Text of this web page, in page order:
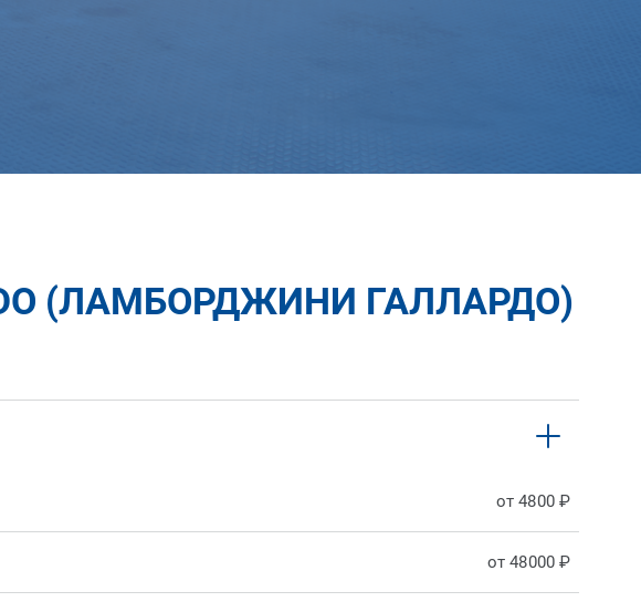
(ЛАМБОРДЖИНИ ГАЛЛАРДО)
от 4800 ₽
от 48000 ₽